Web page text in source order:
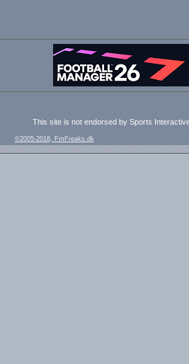
This site is not endorsed by Sports
©2005-2018, FmFreaks.dk